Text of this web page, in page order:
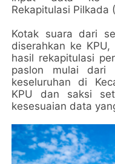
Rekapitulasi Pilkada
Kotak suara dari
diserahkan ke
hasil rekapitulasi
paslon mulai dari
keseluruhan di
KPU dan saksi
kesesuaian data